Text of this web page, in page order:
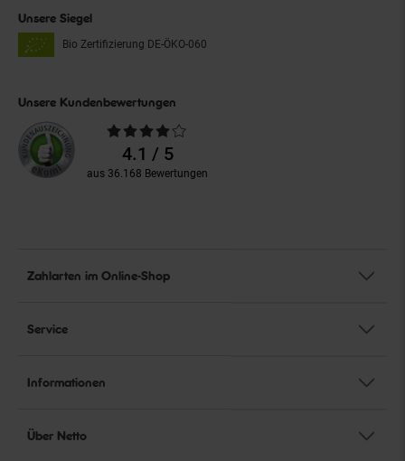
Unsere Siegel
Bio Zertifizierung DE-ÖKO-060
Unsere Kundenbewertungen
Durchschnittliche
Bewertungen4.1 / 5
aus 36.168 Bewertungen
Zahlarten im Online-Shop
Service
Informationen
Über Netto